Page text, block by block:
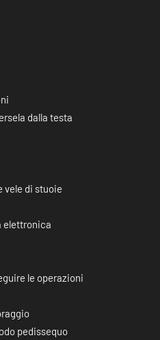
dalla testa
vele di stuoie
elettronica
le operazioni
pedissequo